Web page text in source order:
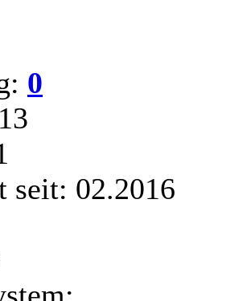
0
seit: 02.2016